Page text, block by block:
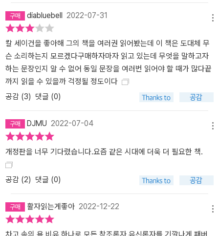
diabluebell 2022-07-31
칼 세이건을 좋아해 그의 책을 여러권 읽어봤는데 이 책은 도대체 무
슨 소리하는지 모르겠다구매하자마자 읽고 있는데 무엇을 말하고자
하는 문장인지 알 수 없어 동일 문장을 여러번 읽어야 할 때가 많다끝
까지 읽을 수 있을까 걱정될 정도이다
공감 (3) 댓글 (0)
DJMU 2022-07-04
개정판을 너무 기다렸습니다.요즘 같은 시대에 더욱 더 필요한 책.
공감 (2) 댓글 (0)
활자읽는게좋아 2022-12-22